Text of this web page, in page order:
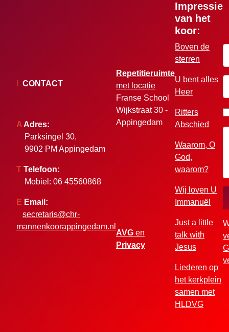
CONTACT
AAdres:
Parksingel 30,
9902 PM Appingedam
T Telefoon:
Mobiel: 06 45560868
E Email:
secretaris@chr-
mannenkoorappingedam.nl
Repetitieruimte
met locatie
Franse School
Wijkstraat 30 -
Appingedam
AVG en
Privacy
Impressie
van het
koor:
Boven de
sterren
U bent alles
Heer
Ritters
Abschied
Waarom, O
God,
waarom?
Wij loven U
Immanuël
Just a little
talk with
Jesus
Liederen op
het kerkplein
samen met
HLDVG